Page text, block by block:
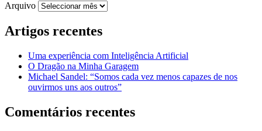
Arquivo
Artigos recentes
Uma experiência com Inteligência Artificial
O Dragão na Minha Garagem
Michael Sandel: “Somos cada vez menos capazes de nos
ouvirmos uns aos outros”
Comentários recentes